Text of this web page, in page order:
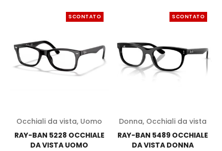
SCONTATO
Occhiali da vista, Uomo
RAY-BAN 5228 OCCHIALE
DA VISTA UOMO
SCONTATO
Donna, Occhiali da vista
RAY-BAN 5489 OCCHIALE
DA VISTA DONNA